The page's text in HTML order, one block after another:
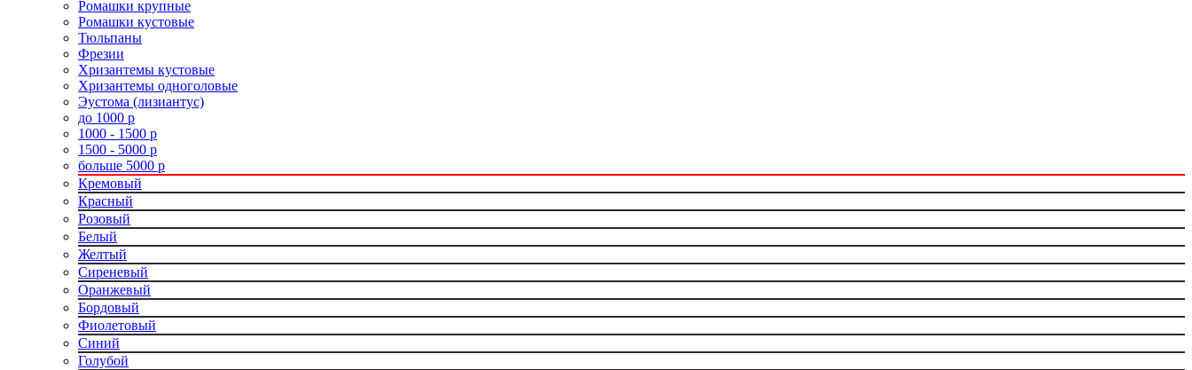
Ромашки крупные
Ромашки кустовые
Тюльпаны
Фрезии
Хризантемы кустовые
Хризантемы одноголовые
Эустома (лизиантус)
до 1000 р
1000 - 1500 р
1500 - 5000 р
больше 5000 р
Кремовый
Красный
Розовый
Белый
Желтый
Сиреневый
Оранжевый
Бордовый
Фиолетовый
Синий
Голубой